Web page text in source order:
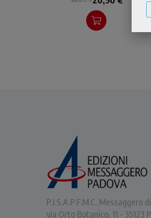
significativo del pontificato
di Francesco.
P.I.S.A.P.F.M.C. Messaggero
via Orto Botanico, 11 - 35123